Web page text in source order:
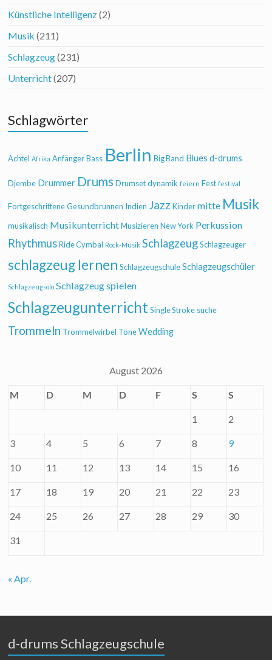
Künstliche Intelligenz(2)
Musik (211)
Schlagzeug(231)
Unterricht(207)
Schlagwörter
Achtel Afrika Anfänger Bass Berlin Big Band Blues d-drums
Djembe Drummer Drums Drumset dynamik feiern Fest festival
Fortgeschrittene Gesundbrunnen Indien Jazz Kinder mitte Musik
musikalisch Musikunterricht Musizieren New York Perkussion
Rhythmus Ride Cymbal Rock-Musik Schlagzeug Schlagzeuger
schlagzeug lernen Schlagzeugschule Schlagzeugschüler
Schlagzeugsolo Schlagzeug spielen
Schlagzeugunterricht Single Stroke suche
Trommeln Trommelwirbel Töne Wedding
August 2026
M D M D F S S
1 2
3 4 5 6 7 8 9
10 11 12 13 14 15 16
17 18 19 20 21 22 23
24 25 26 27 28 29 30
31
« Apr.
d-drums Schlagzeugschule